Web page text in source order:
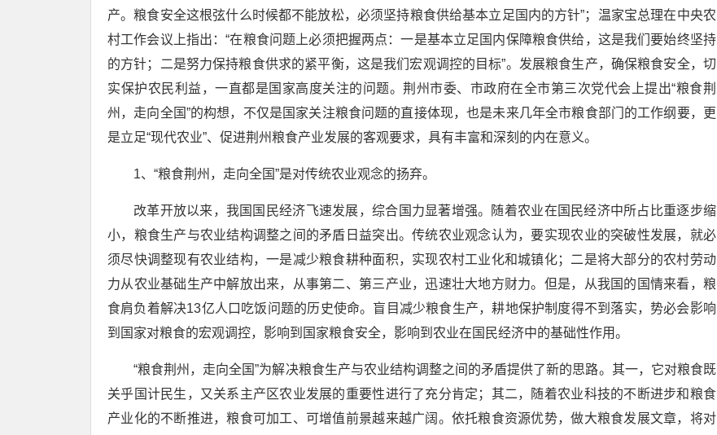
产。粮食安全这根弦什么时候都不能放松，必须坚持粮食供给基本立足国内的方针”；温家宝总理在中央农
村工作会议上指出：“在粮食问题上必须把握两点：一是基本立足国内保障粮食供给，这是我们要始终坚持
的方针；二是努力保持粮食供求的紧平衡，这是我们宏观调控的目标”。发展粮食生产，确保粮食安全，切
实保护农民利益，一直都是国家高度关注的问题。荆州市委、市政府在全市第三次党代会上提出“粮食荆
州，走向全国”的构想，不仅是国家关注粮食问题的直接体现，也是未来几年全市粮食部门的工作纲要，更
是立足“现代农业”、促进荆州粮食产业发展的客观要求，具有丰富和深刻的内在意义。
1、“粮食荆州，走向全国”是对传统农业观念的扬弃。
改革开放以来，我国国民经济飞速发展，综合国力显著增强。随着农业在国民经济中所占比重逐步缩
小，粮食生产与农业结构调整之间的矛盾日益突出。传统农业观念认为，要实现农业的突破性发展，就必
须尽快调整现有农业结构，一是减少粮食耕种面积，实现农村工业化和城镇化；二是将大部分的农村劳动
力从农业基础生产中解放出来，从事第二、第三产业，迅速壮大地方财力。但是，从我国的国情来看，粮
食肩负着解决13亿人口吃饭问题的历史使命。盲目减少粮食生产，耕地保护制度得不到落实，势必会影响
到国家对粮食的宏观调控，影响到国家粮食安全，影响到农业在国民经济中的基础性作用。
“粮食荆州，走向全国”为解决粮食生产与农业结构调整之间的矛盾提供了新的思路。其一，它对粮食既
关乎国计民生，又关系主产区农业发展的重要性进行了充分肯定；其二，随着农业科技的不断进步和粮食
产业化的不断推进，粮食可加工、可增值前景越来越广阔。依托粮食资源优势，做大粮食发展文章，将对